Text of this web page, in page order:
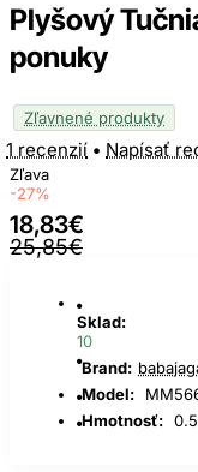
Plyšový
ponuky
Zľavnené produkty
1 recenzií • Napísať
Zľava
-27%
18,83€
25,85€
Sklad:
10
Brand:
Model:
Hmotnosť: